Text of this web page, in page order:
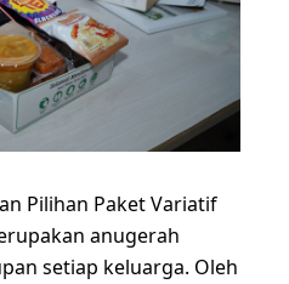
Pilihan Paket Variatif
anugerah
setiap keluarga. Oleh